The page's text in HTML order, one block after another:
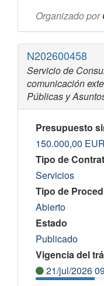
Organizado por
N202600458
Servicio de
comunicación
Públicas y
Presupuesto
150.000,00 EUR
Tipo de
Servicios
Tipo de
Abierto
Estado
Publicado
Vigencia del
21/jul/2026